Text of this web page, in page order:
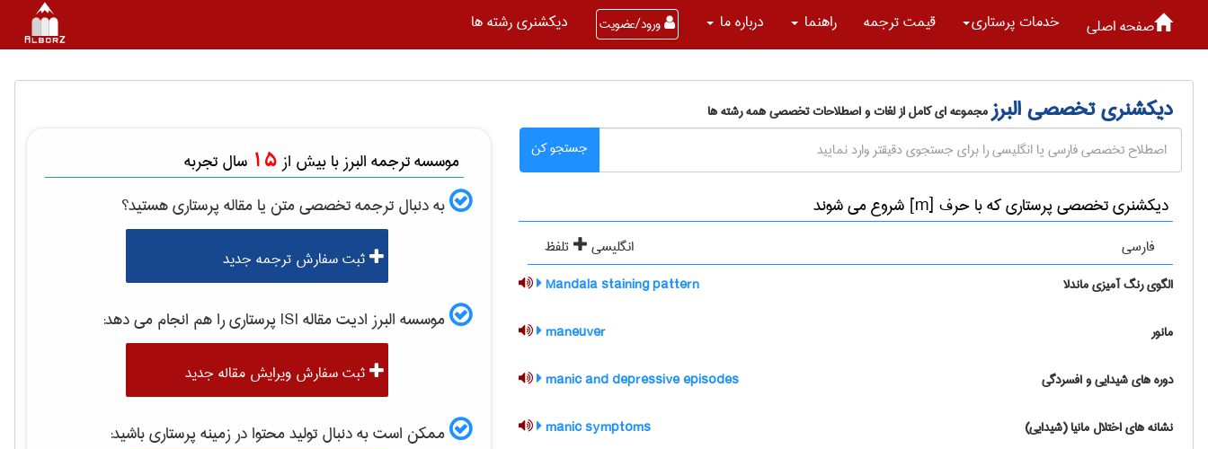
صفحه اصلی خدمات پرستاری قیمت ترجمه راهنما درباره ما ورود/عضویت دیکشنری رشته ها
دیکشنری تخصصی البرزمجموعه ای کامل از لغات و اصطلاحات تخصصی همه رشته ها
جستجو کن
دیکشنری تخصصی پرستاری که با حرف [m] شروع می شوند
فارسی انگلیسی تلفظ
الگوی رنگ آمیزی ماندلا Mandala staining pattern
مانور maneuver
دوره های شیدایی و افسردگی manic and depressive episodes
نشانه های اختلال مانیا (شیدایی) manic symptoms
موسسه ترجمه البرز با بیش از 15 سال تجربه
به دنبال ترجمه تخصصی متن یا مقالهپرستاریهستید؟
ثبت سفارش ترجمه جدید
موسسه البرز ادیت مقاله ISI پرستاریرا هم انجام می دهد:
ثبت سفارش ویرایش مقاله جدید
ممکن است به دنبال تولید محتوا در زمینهپرستاریباشید: